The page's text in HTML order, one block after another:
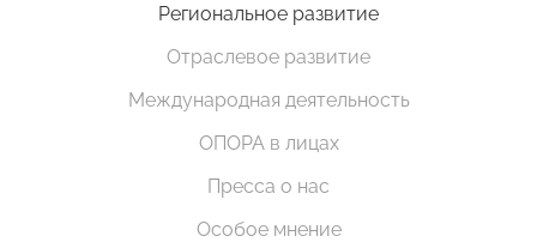
Региональное развитие
Отраслевое развитие
Международная деятельность
ОПОРА в лицах
Пресса о нас
Особое мнение